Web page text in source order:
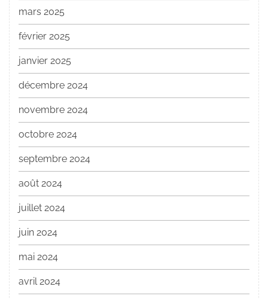
mars 2025
février 2025
janvier 2025
décembre 2024
novembre 2024
octobre 2024
septembre 2024
août 2024
juillet 2024
juin 2024
mai 2024
avril 2024